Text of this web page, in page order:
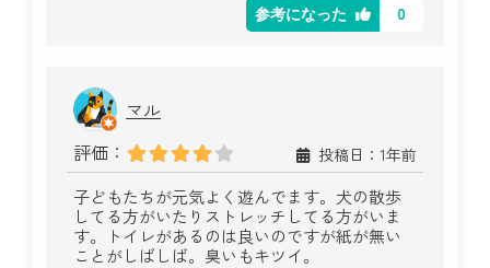
参考になった 0
マル
評価：
投稿日：1年前
子どもたちが元気よく遊んでます。犬の散歩
してる方がいたりストレッチしてる方がいま
す。トイレがあるのは良いのですが紙が無い
ことがしばしば。臭いもキツイ。